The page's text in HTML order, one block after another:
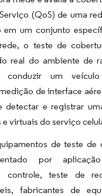
(QoS) de uma
em um conjunto
o teste de
real do ambiente de
conduzir um
de interface
detectar e registrar
virtuais do serviço
de teste de
por aplicação
controle, teste de
fabricantes de